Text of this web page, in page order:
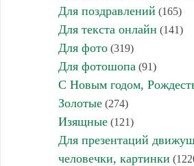
Для поздравлений (165)
Для текста онлайн (141)
Для фото(319)
Для фотошопа (91)
С Новым годом,
Золотые(274)
Изящные(121)
Для презентаций
человечки, картинки